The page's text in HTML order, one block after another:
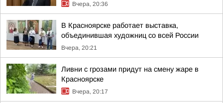
Вчера, 20:36
В Красноярске работает выставка,
объединившая художниц со всей России
Вчера, 20:21
Ливни с грозами придут на смену жаре в
Красноярске
Вчера, 20:17